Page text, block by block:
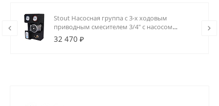
Stout Насосная группа с 3-х ходовым
приводным смесителем 3/4" с насосом
Grundfos UPSO 15-65 130
32 470 ₽